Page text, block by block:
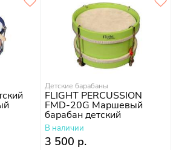
Детские барабаны
FLIGHT PERCUSSION
FMD-20G Маршевый
барабан детский
В наличии
3 500 р.